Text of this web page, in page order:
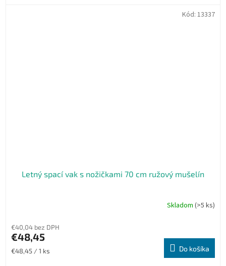
Letný spací vak s nožičkami 70 cm ružový mušelín
Skladom (>5 ks)
€40,04 bez DPH
€48,45
Jednotková
€48,45 / 1 ks Do košíka
Kód: 13337